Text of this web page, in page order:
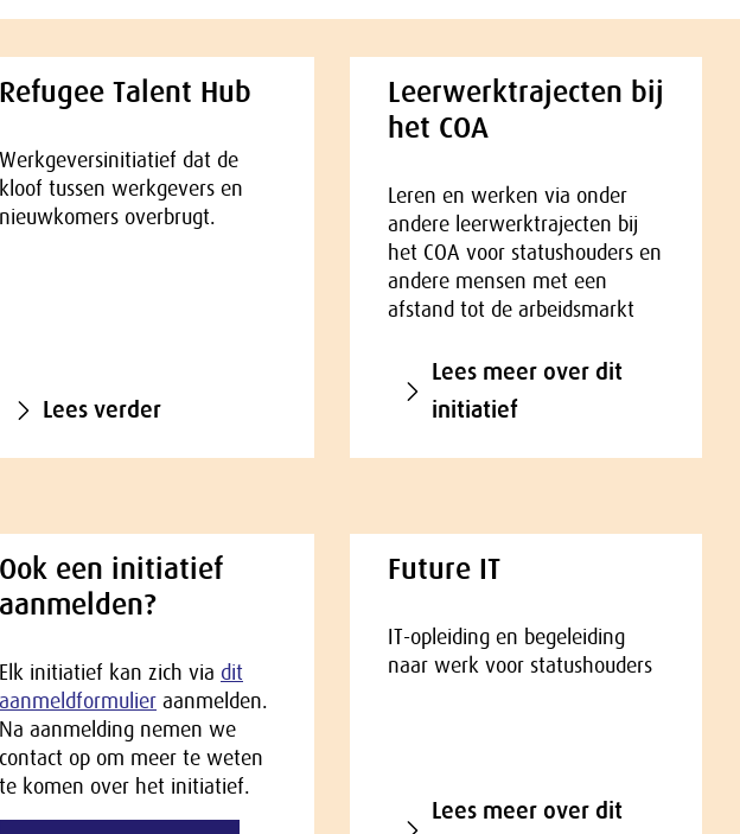
Refugee Talent Hub
Werkgeversinitiatief dat de
kloof tussen werkgevers en
nieuwkomers overbrugt.
Lees verder
Leerwerktrajecten bij
het COA
Leren en werken via onder
andere leerwerktrajecten bij
het COA voor statushouders en
andere mensen met een
afstand tot de arbeidsmarkt
Lees meer over dit
initiatief
Ook een initiatief
aanmelden?
Elk initiatief kan zich via dit
aanmeldformulier aanmelden.
Na aanmelding nemen we
contact op om meer te weten
te komen over het initiatief.
Future IT
IT-opleiding en begeleiding
naar werk voor statushouders
Lees meer over dit